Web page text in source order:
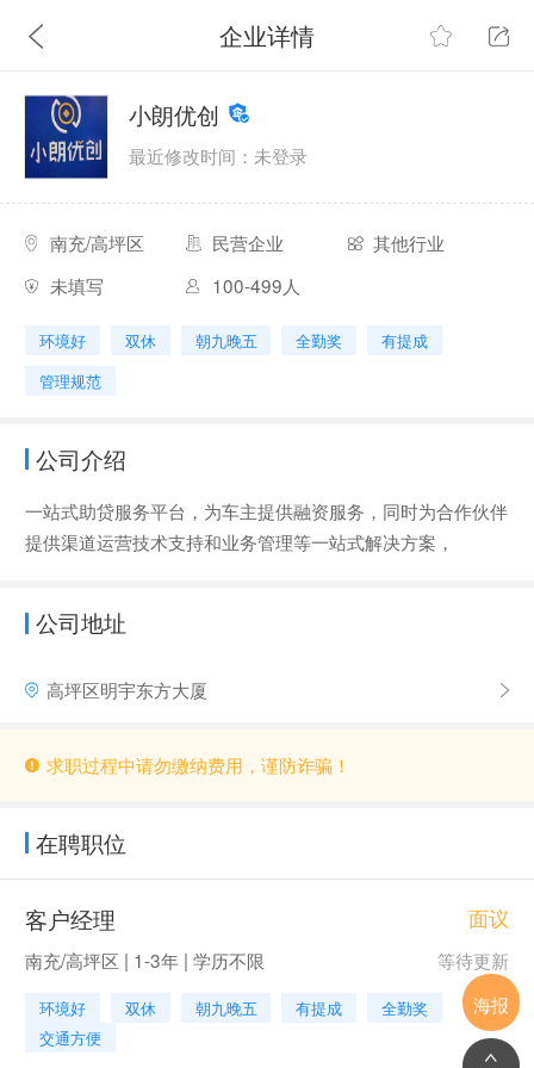
企业详情
小朗优创
最近修改时间：未登录
南充/高坪区 民营企业
其他行业
未填写
100-499人
环境好 双休 朝九晚五 全勤奖
有提成
管理规范
公司介绍
一站式助贷服务平台，为车主提供融资服务，同时为合作伙伴
提供渠道运营技术支持和业务管理等一站式解决方案，
公司地址
高坪区明宇东方大厦
求职过程中请勿缴纳费用，谨防诈骗！
在聘职位
客户经理 面议
南充/高坪区 | 1-3年 | 学历不限 等待更新
环境好 双休 朝九晚五 有提成
全勤奖
交通方便
海报